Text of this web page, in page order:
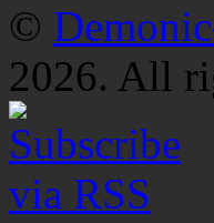
©
2026. All